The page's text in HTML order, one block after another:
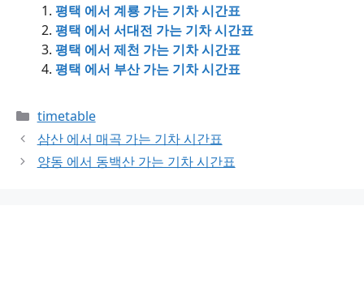
평택 에서 계룡 가는 기차 시간표
평택 에서 서대전 가는 기차 시간표
평택 에서 제천 가는 기차 시간표
평택 에서 부산 가는 기차 시간표
Categories
timetable
삼산 에서 매곡 가는 기차 시간표
양동 에서 동백산 가는 기차 시간표